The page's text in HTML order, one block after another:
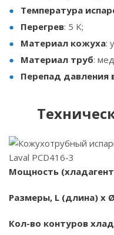
Температура
Перегрев: 5 K;
Материал кожуха:
Материал труб:
Перепад давления
Мощность
Размеры, L (длина) x
Кол-во контуров